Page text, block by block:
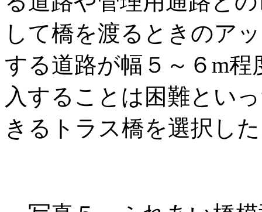
して橋を渡るときのア
する道路が幅５～６m
入することは困難とい
きるトラス橋を選択し